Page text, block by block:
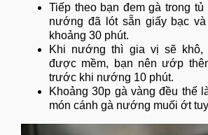
Tiếp theo bạn đem gà trong tủ
nướng đã lót sẵn giấy bạc
khoảng 30 phút.
Khi nướng thì gia vị sẽ khô,
được mềm, bạn nên ướp
trước khi nướng 10 phút.
Khoảng 30p gà vàng đều thế
món cánh gà nướng muối ớt